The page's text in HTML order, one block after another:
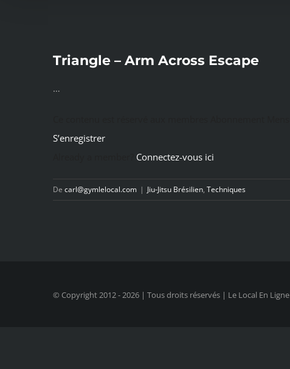
Triangle – Arm Across Escape
…
S’enregistrer
Connectez-vous ici
De carl@gymlelocal.com | Jiu-Jitsu Brésilien, Techniques
© Copyright 2012 -2026 | Tous droits réservés | Le Local En Ligne